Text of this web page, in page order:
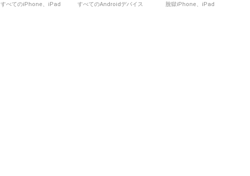
すべてのiPhone、iPad
すべてのAndroidデバイス
脫獄iPhone、iPad